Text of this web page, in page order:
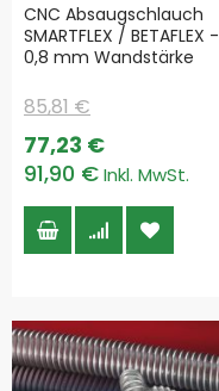
CNC Absaugschlauch
SMARTFLEX / BETAFLEX -
0,8 mm Wandstärke
Special
Price
91,90 €
77,23 €
85,81 €